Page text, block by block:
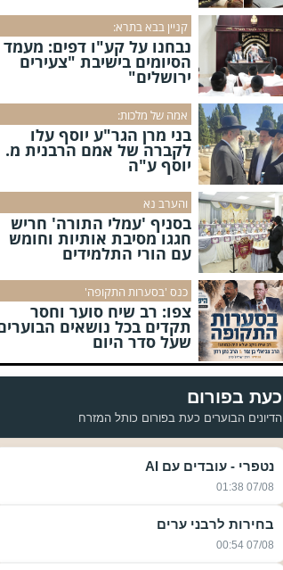
קניין בבא בתרא:
נבחנו על קע"ו דפים: מעמד
הסיומים בישיבת "צעירים
ירושלים"
אמה של מלכות:
בני מרן הגר"ע יוסף עלו
לקברה של אמם הרבנית מ.
יוסף ע"ה
והערב נא
בסניף 'עמלי התורה' חריש
חגגו מסיבת אותיות וחומש
עם הורי התלמידים
כנס 'בסערות התקופה'
צפו: רב שיח סוער וחסר
תקדים בכל נושאים
שעל סדר היום
כעת בפורום
הדיונים הבוערים כעת בפורום כותל המזרח
נטפרי - עובדים עם AI
07/08 01:38
בחירות לרבני ערים
07/08 00:54